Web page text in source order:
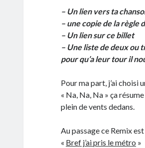
– Un lien vers ta
– une copie de la règle
– Un lien sur ce billet
– Une liste de deux ou
pour qu’a leur tour il
Pour ma part, j’ai choisi
« Na, Na, Na » ça résume
plein de vents dedans.
Au passage ce Remix
« Bref j’ai pris le métro »